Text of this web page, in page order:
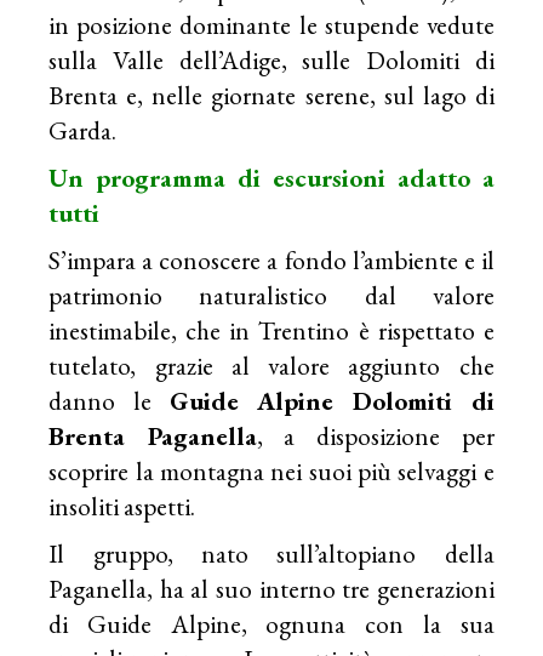
in posizione dominante le stupende vedute
sulla Valle dell’Adige, sulle Dolomiti di
Brenta e, nelle giornate serene, sul lago di
Garda.
Un programma di escursioni adatto a
tutti
S’impara a conoscere a fondo l’ambiente e il
patrimonio naturalistico dal valore
inestimabile, che in Trentino è rispettato e
tutelato, grazie al valore aggiunto che
danno le Guide Alpine Dolomiti di
Brenta Paganella, a disposizione per
scoprire la montagna nei suoi più selvaggi e
insoliti aspetti.
Il gruppo, nato sull’altopiano della
Paganella, ha al suo interno tre generazioni
di Guide Alpine, ognuna con la sua